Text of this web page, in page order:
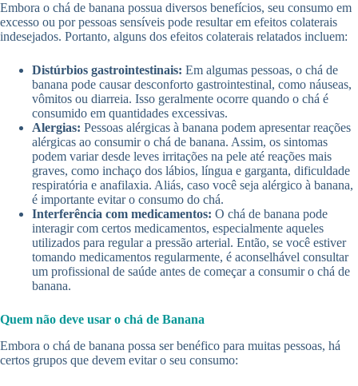
Embora o chá de banana possua diversos benefícios, seu consumo em
excesso ou por pessoas sensíveis pode resultar em efeitos colaterais
indesejados. Portanto, alguns dos efeitos colaterais relatados incluem:
Distúrbios gastrointestinais: Em algumas pessoas, o chá de
banana pode causar desconforto gastrointestinal, como náuseas,
vômitos ou diarreia. Isso geralmente ocorre quando o chá é
consumido em quantidades excessivas.
Alergias: Pessoas alérgicas à banana podem apresentar reações
alérgicas ao consumir o chá de banana. Assim, os sintomas
podem variar desde leves irritações na pele até reações mais
graves, como inchaço dos lábios, língua e garganta, dificuldade
respiratória e anafilaxia. Aliás, caso você seja alérgico à banana,
é importante evitar o consumo do chá.
Interferência com medicamentos: O chá de banana pode
interagir com certos medicamentos, especialmente aqueles
utilizados para regular a pressão arterial. Então, se você estiver
tomando medicamentos regularmente, é aconselhável consultar
um profissional de saúde antes de começar a consumir o chá de
banana.
Quem não deve usar o chá de Banana
Embora o chá de banana possa ser benéfico para muitas pessoas, há
certos grupos que devem evitar o seu consumo: